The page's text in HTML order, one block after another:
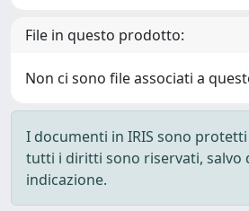
File in questo prodotto:
Non ci sono file associati a
I documenti in IRIS sono
tutti i diritti sono riservati, salvo
indicazione.